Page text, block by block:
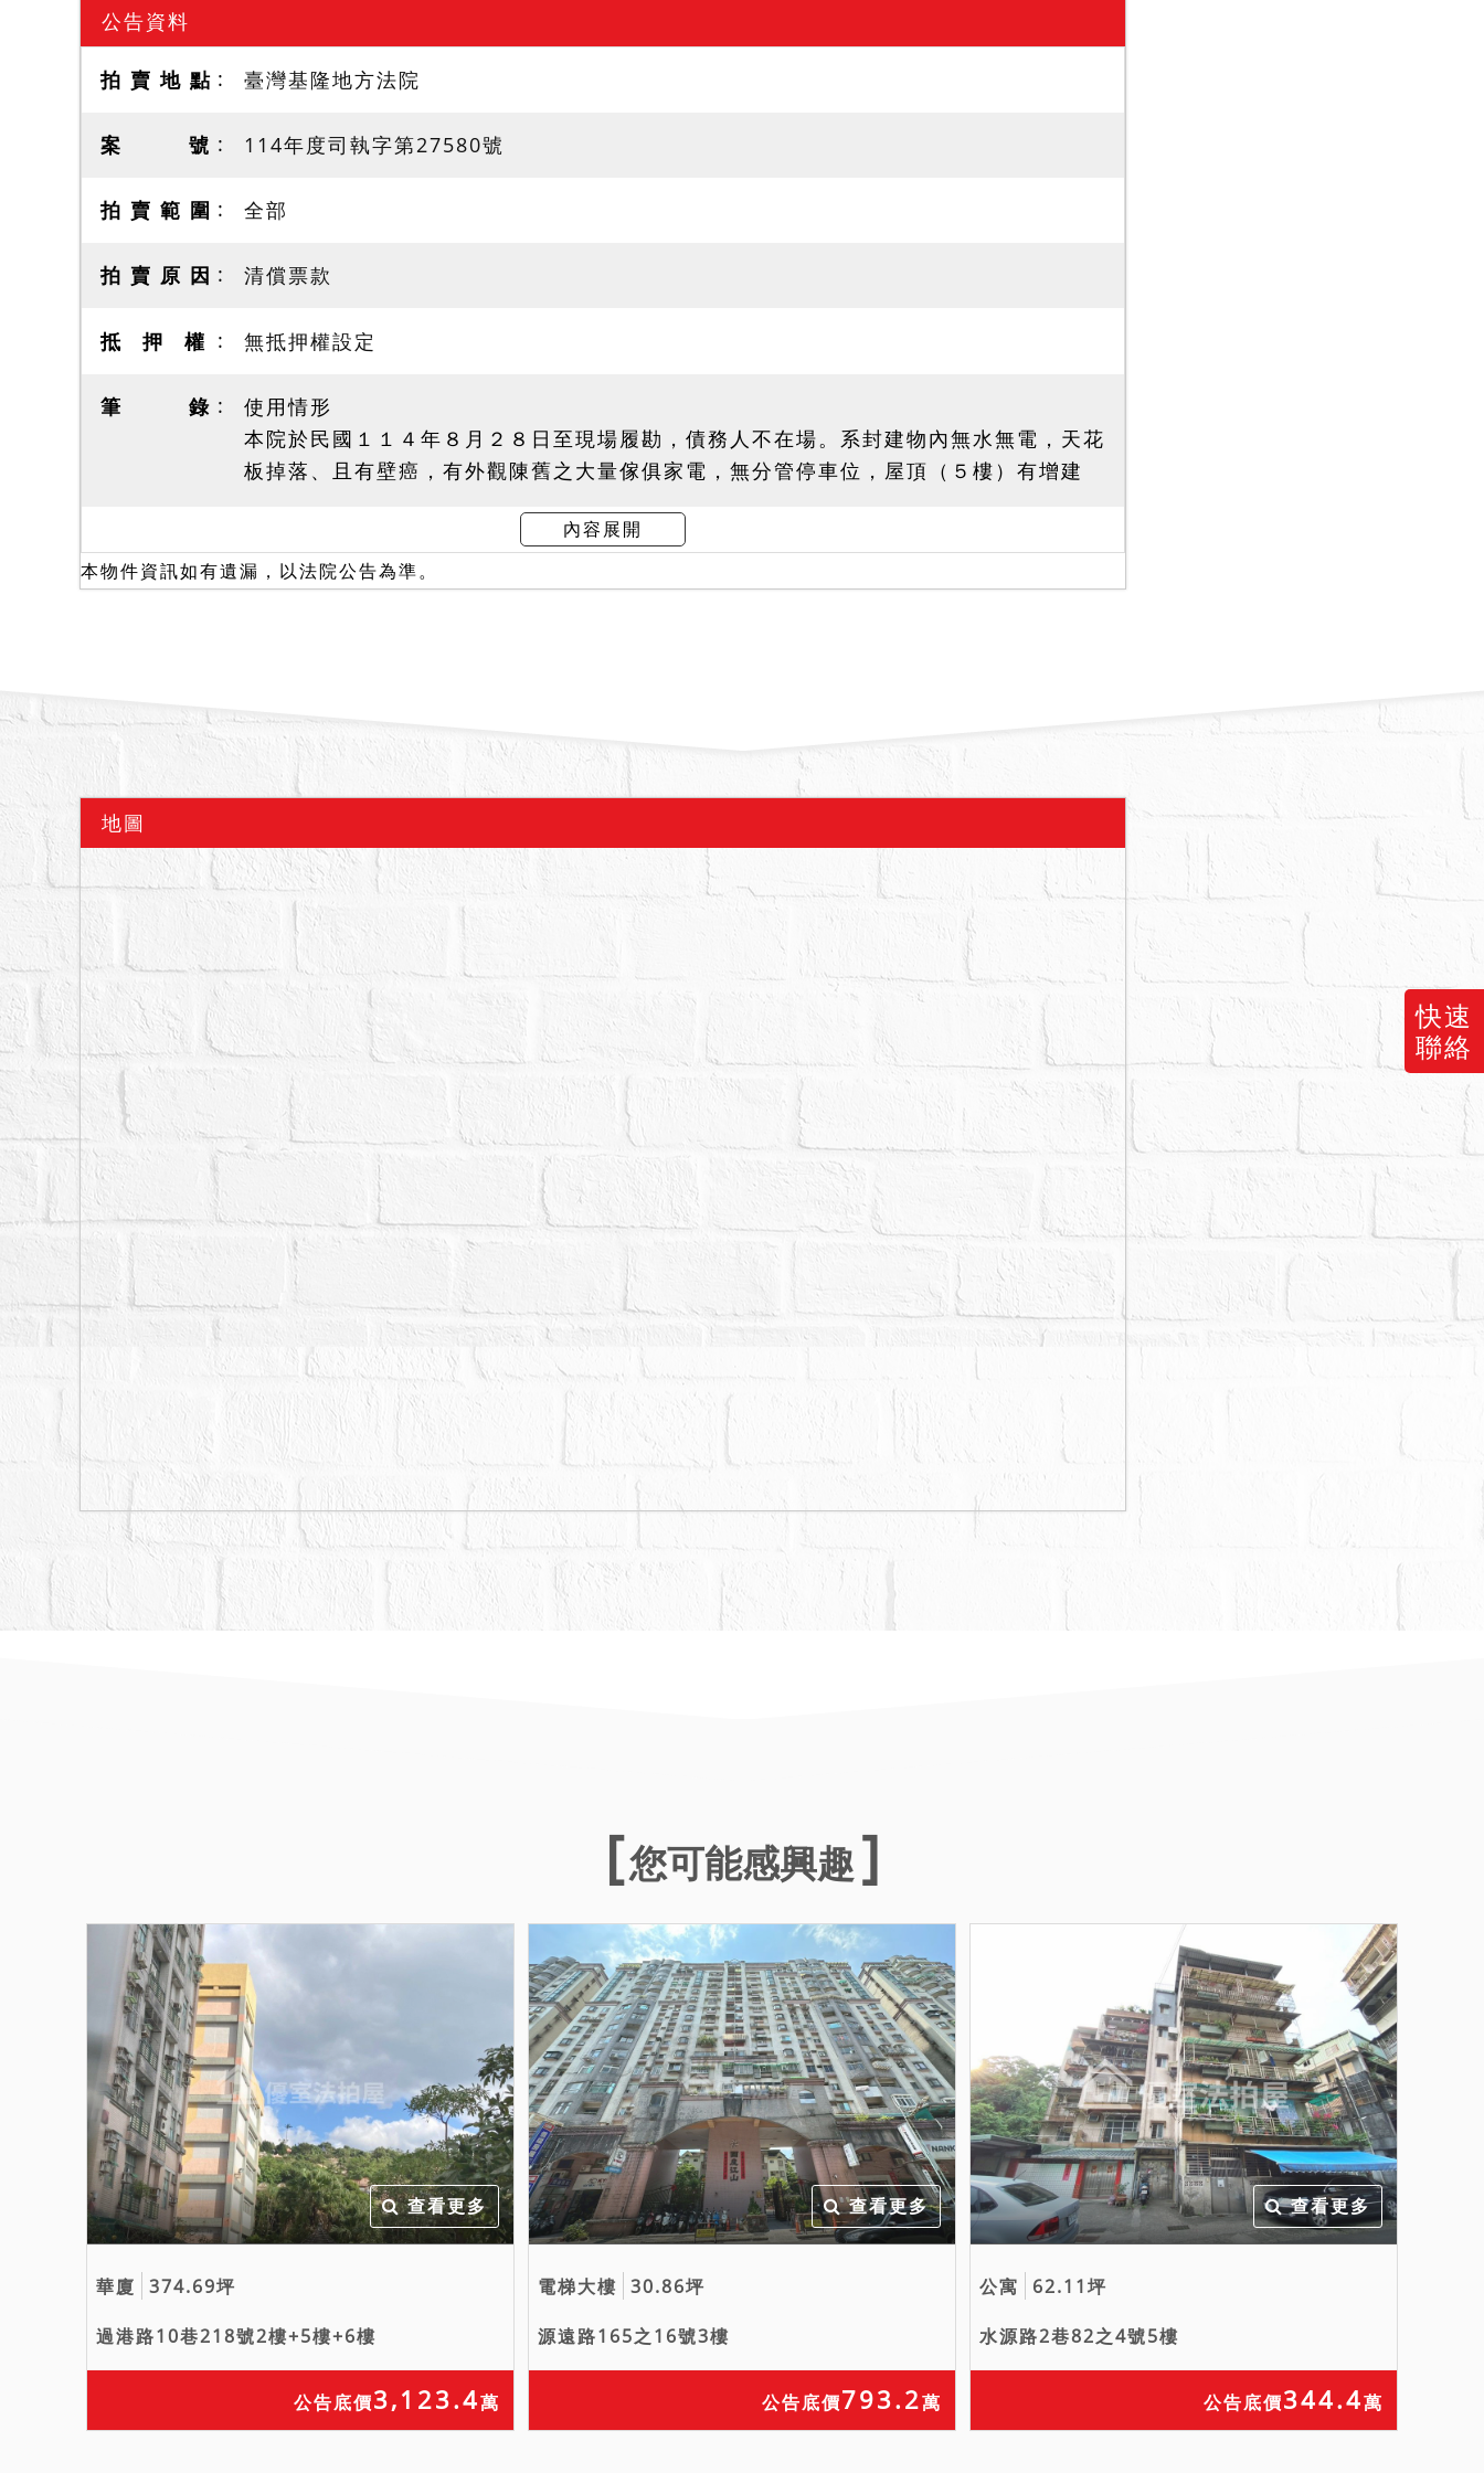
快速
聯絡
公告資料
拍 賣 地 點 臺灣基隆地方法院
案 號 114年度司執字第27580號
拍 賣 範 圍 全部
拍 賣 原 因 清償票款
抵 押 權 無抵押權設定
筆 錄
使用情形
本院於民國１１４年８月２８日至現場履勘，債務人不在場。系封建物內無水無電，天花
板掉落、且有壁癌，有外觀陳舊之大量傢俱家電，無分管停車位，屋頂（５樓）有增建
依據民國１１４年１０月提出到院之估價報告稱：「勘估標的建物所在社區名稱為『莒光
新城』。勘估之標的土地屬住宅區、兒童遊樂場用地及保護區。建物為本國式鋼筋混凝土
造４層及增建第５層。屋齡約４３年１個月。屋內潮濕有滲漏水。客廳內木做天花板已腐
關於系封建物有無足以影響交易之特殊情事（例如：建物內前有非自然死亡情事、海砂
屋、輻射屋、因地震受創、因火災受損、嚴重漏水、或其他情形），已如上所載。惟投標
（應買、承受）人於投標（應買、承受）前，務請★親至現場再行查明（自行向債權人、
以影響交易之情事，應於拍賣前儘速陳報本院。拍定後點交３２３建號。
備註
一、上開不動產５宗合併公告應買。
二、應買價額合計新台幣：２,００５,０００元。
三、保證金新台幣：４０１,０００元。
內容展開
本物件資訊如有遺漏，以法院公告為準。
地圖
您可能感興趣
查看更多
華廈 374.69坪
過港路10巷218號2樓+5樓+6樓
公告底價3,123.4萬
查看更多
電梯大樓 30.86坪
源遠路165之16號3樓
公告底價793.2萬
查看更多
公寓 62.11坪
水源路2巷82之4號5樓
公告底價344.4萬